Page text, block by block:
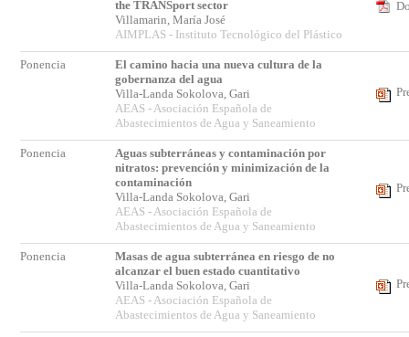
the TRANSport sector
Villamarin, María José
AIMPLAS - Instituto Tecnológico del Plástico
Ponencia
El camino hacia una nueva cultura de la
gobernanza del agua
Villa-Landa Sokolova, Gari
AEAS - Asociación Española de
Abastecimientos de Agua y Saneamiento
Ponencia
Aguas subterráneas y contaminación por
nitratos: prevención y minimización de la
contaminación
Villa-Landa Sokolova, Gari
AEAS - Asociación Española de
Abastecimientos de Agua y Saneamiento
Ponencia
Masas de agua subterránea en riesgo de no
alcanzar el buen estado cuantitativo
Villa-Landa Sokolova, Gari
AEAS - Asociación Española de
Abastecimientos de Agua y Saneamiento